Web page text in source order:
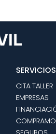
SERVICIOS
CITA TALLER
EMPRESAS